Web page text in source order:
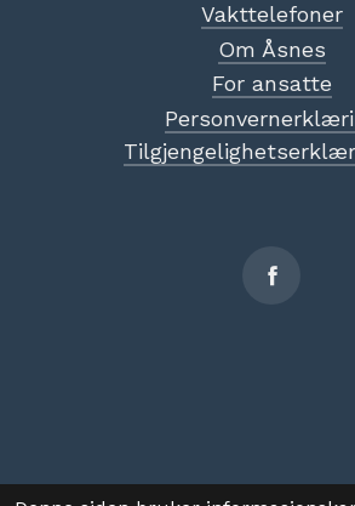
Vakttelefoner
Om Åsnes
For ansatte